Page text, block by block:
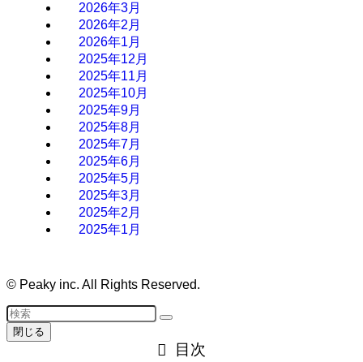
2026年3月
2026年2月
2026年1月
2025年12月
2025年11月
2025年10月
2025年9月
2025年8月
2025年7月
2025年6月
2025年5月
2025年3月
2025年2月
2025年1月
© Peaky inc. All Rights Reserved.
閉じる
目次